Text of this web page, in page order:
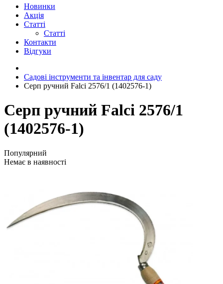
Новинки
Акція
Статті
Статті
Контакти
Відгуки
Садові інструменти та інвентар для саду
Серп ручний Falci 2576/1 (1402576-1)
Серп ручний Falci 2576/1
(1402576-1)
Популярний
Немає в наявності